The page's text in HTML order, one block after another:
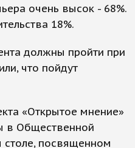
очень высок - 68%.
18%.
должны пройти при
что пойдут
«Открытое мнение»
в Общественной
столе, посвященном